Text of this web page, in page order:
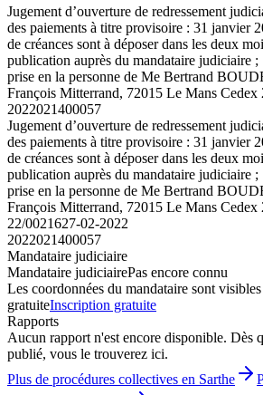
Jugement d’ouverture de redressement
des paiements à titre provisoire : 31 janvier
de créances sont à déposer dans les deux
publication auprès du mandataire judiciaire
prise en la personne de Me Bertrand
François Mitterrand, 72015 Le Mans
2022021400057
Jugement d’ouverture de redressement
des paiements à titre provisoire : 31 janvier
de créances sont à déposer dans les deux
publication auprès du mandataire judiciaire
prise en la personne de Me Bertrand
François Mitterrand, 72015 Le Mans Cedex
22/0021627-02-2022
2022021400057
Mandataire judiciaire
Mandataire judiciairePas encore connu
Les coordonnées du mandataire sont
gratuiteInscription gratuite
Rapports
Aucun rapport n'est encore disponible. Dès
publié, vous le trouverez ici.
Plus de procédures collectives en Sarthe